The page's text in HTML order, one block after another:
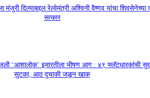
दिल्याबद्दल रेल्वेमंत्री अश्विनी वैष्णव यांचा शिवसेनेच्या
सत्कार
‘आशालोक’ इमारतीला भीषण आग : ४९ फ्लॅटधारकांची
सुटका, आठ दुचाकी जळून खाक